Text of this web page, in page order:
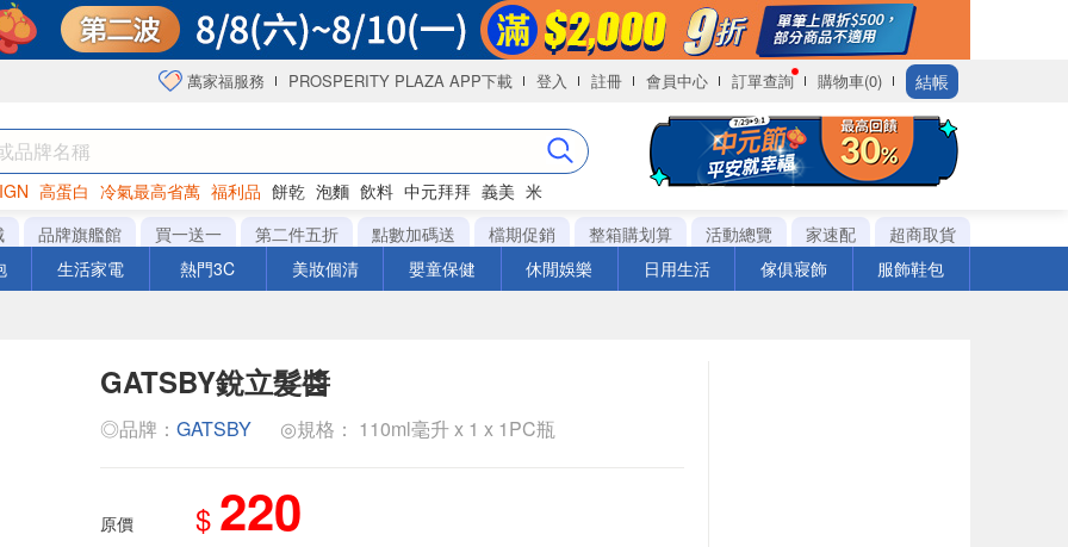
萬家福服務 PROSPERITY PLAZA APP下載 登入 註冊 會員中心 訂單查詢 購物車(0) 結帳
高蛋白 冷氣最高省萬 福利品 餅乾 泡麵 飲料 中元拜拜 義美 米
海苔
品牌旗艦館 買一送一 第二件五折 點數加碼送 檔期促銷 整箱購划算 活動總覽 家速配
超商取貨
生活家電 熱門3C 美妝個清 嬰童保健 休閒娛樂 日用生活 傢俱寢飾 服飾鞋包
GATSBY銳立髮醬
◎品牌： GATSBY ◎規格： 110ml毫升 x 1 x 1PC瓶
原價 $ 220